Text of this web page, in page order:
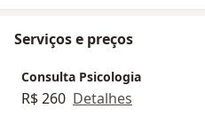
Serviços e preços
Consulta Psicologia
R$ 260 Detalhes